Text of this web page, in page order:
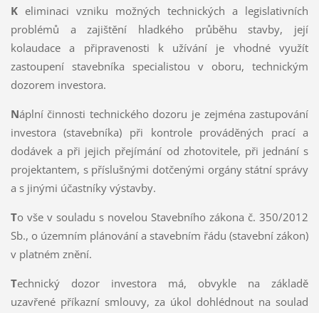
Keliminaci vzniku možných technických a legislativních
problémů a zajištění hladkého průběhu stavby, její
kolaudace a připravenosti k užívání je vhodné využít
zastoupení stavebníka specialistou v oboru, technickým
dozorem investora.
Náplní činnosti technického dozoru je zejména zastupování
investora (stavebníka) při kontrole prováděných prací a
dodávek a při jejich přejímání od zhotovitele, při jednání s
projektantem, s příslušnými dotčenými orgány státní správy
a s jinými účastníky výstavby.
To vše v souladu s novelou Stavebního zákona č. 350/2012
Sb., o územním plánování a stavebním řádu (stavební zákon)
v platném znění.
Technický dozor investora má, obvykle na základě
uzavřené příkazní smlouvy, za úkol dohlédnout na soulad